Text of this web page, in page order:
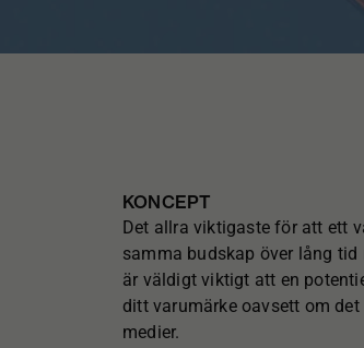
KONCEPT
Det allra viktigaste för att ett
samma budskap över lång
är väldigt viktigt att en
ditt varumärke oavsett om
medier.